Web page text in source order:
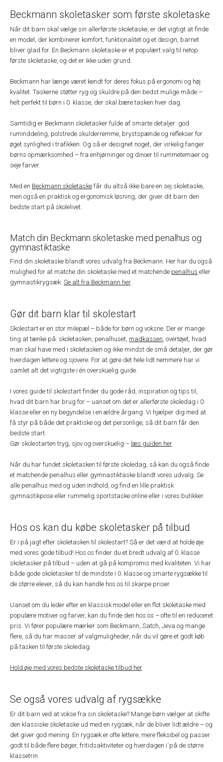
Beckmann skoletasker som første skoletaske
Når dit barn skal vælge sin allerførste skoletaske, er det vigtigt at finde
en model, der kombinerer komfort, funktionalitet og et design, barnet
bliver glad for. En Beckmann skoletaske er et populært valg til netop
første skoletaske, og det er ikke uden grund.
Beckmann har længe været kendt for deres fokus på ergonomi og høj
kvalitet. Taskerne støtter ryg og skuldre på den bedst mulige måde –
helt perfekt til børn i 0. klasse, der skal bære tasken hver dag.
Samtidig er Beckmann skoletasker fulde af smarte detaljer: god
ruminddeling, polstrede skulderremme, brystspænde og reflekser for
øget synlighed i trafikken. Og så er designet noget, der virkelig fanger
børns opmærksomhed – fra enhjørninger og dinoer til rummetemaer og
seje farver.
Med en Beckmann skoletaske får du altså ikke bare en sej skoletaske,
men også en praktisk og ergonomisk løsning, der giver dit barn den
bedste start på skolelivet.
Match din Beckmann skoletaske med penalhus og
gymnastiktaske
Find din skoletaske blandt vores udvalg fra Beckmann. Her har du også
mulighed for at matche din skoletaske med et matchende penalhus eller
gymnastikrygsæk. Se alt fra Beckmann her.
Gør dit barn klar til skolestart
Skolestart er en stor milepæl – både for børn og voksne. Der er mange
ting at tænke på: skoletasken, penalhuset, madkassen, overtøjet, hvad
man skal have med i skoletasken og ikke mindst de små detaljer, der gør
hverdagen lettere og sjovere. For at gøre det hele lidt nemmere har vi
samlet alt det vigtigste i én overskuelig guide.
I vores guide til skolestart finder du gode råd, inspiration og tips til,
hvad dit barn har brug for – uanset om det er allerførste skoledag i 0.
klasse eller en ny begyndelse i en ældre årgang. Vi hjælper dig med at
få styr på både det praktiske og det personlige, så dit barn får den
bedste start.
Gør skolestarten tryg, sjov og overskuelig – læs guiden her.
Når du har fundet skoletasken til første skoledag, så kan du også finde
et matchende penalhus eller gymnastiktaske blandt vores udvalg. Se
alle penalhus med og uden indhold, og find en lille praktisk
gymnastikpose eller rummelig sportstaske online eller i vores butikker.
Hos os kan du købe skoletasker på tilbud
Er i på jagt efter skoletasken til skolestart? Så er det værd at holde øje
med vores gode tilbud! Hos os finder du et bredt udvalg af 0. klasse
skoletasker på tilbud – uden at gå på kompromis med kvaliteten. Vi har
både gode skoletasker til de mindste i 0. klasse og smarte rygsække til
de større elever, så du kan handle hos os til skarpe priser.
Uanset om du leder efter en klassisk model eller en flot skoletaske med
populære motiver og farver, kan du finde den hos os – ofte til en reduceret
pris. Vi fører populære mærker som Beckmann, Satch, Jeva og mange
flere, så du har masser af valgmuligheder, når du vil gøre et godt køb
på tasken til første skoledag.
Hold øje med vores bedste skoletaske tilbud her.
Se også vores udvalg af rygsække
Er dit barn ved at vokse fra sin skoletaske? Mange børn vælger at skifte
den klassiske skoletaske ud med en rygsæk, når de bliver lidt ældre – og
det giver god mening. En rygsæk er ofte lettere, mere fleksibel og passer
godt til både flere bøger, fritidsaktiviteter og hverdagen i´på de større
klassetrin.